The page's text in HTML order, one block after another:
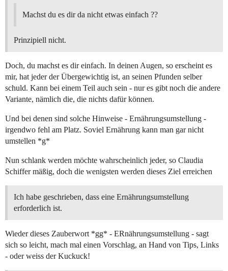
Machst du es dir da nicht etwas einfach ??
Prinzipiell nicht.
Doch, du machst es dir einfach. In deinen Augen, so erscheint es
mir, hat jeder der Übergewichtig ist, an seinen Pfunden selber
schuld. Kann bei einem Teil auch sein - nur es gibt noch die andere
Variante, nämlich die, die nichts dafür können.
Und bei denen sind solche Hinweise - Ernährungsumstellung -
irgendwo fehl am Platz. Soviel Ernährung kann man gar nicht
umstellen *g*
Nun schlank werden möchte wahrscheinlich jeder, so Claudia
Schiffer mäßig, doch die wenigsten werden dieses Ziel erreichen
Ich habe geschrieben, dass eine Ernährungsumstellung
erforderlich ist.
Wieder dieses Zauberwort *gg* - ERnährungsumstellung - sagt
sich so leicht, mach mal einen Vorschlag, an Hand von Tips, Links
- oder weiss der Kuckuck!